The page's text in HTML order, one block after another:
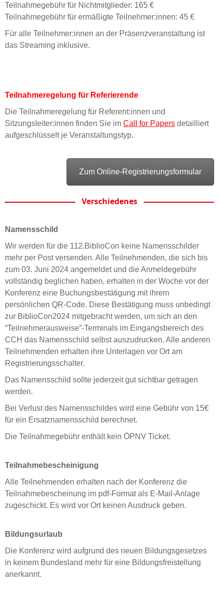
Teilnahmegebühr für Nichtmitglieder: 165 €
Teilnahmegebühr für ermäßigte Teilnehmer:innen: 45 €
Für alle Teilnehmer:innen an der Präsenzveranstaltung ist
das Streaming inklusive.
Teilnahmeregelung für Referierende
Die Teilnahmeregelung für Referent:innen und
Sitzungsleiter:innen finden Sie im Call for Papers detailliert
aufgeschlüsselt je Veranstaltungstyp.
Zum Online-Registrierungsformular
Verschiedenes
Namensschild
Wir werden für die 112.BiblioCon keine Namensschilder
mehr per Post versenden. Alle Teilnehmenden, die sich bis
zum 03. Juni 2024 angemeldet und die Anmeldegebühr
vollständig beglichen haben, erhalten in der Woche vor der
Konferenz eine Buchungsbestätigung mit ihrem
persönlichen QR-Code. Diese Bestätigung muss unbedingt
zur BiblioCon2024 mitgebracht werden, um sich an den
“Teilnehmerausweise”-Terminals im Eingangsbereich des
CCH das Namensschild selbst auszudrucken. Alle anderen
Teilnehmenden erhalten ihre Unterlagen vor Ort am
Registrierungsschalter.
Das Namensschild sollte jederzeit gut sichtbar getragen
werden.
Bei Verlust des Namensschildes wird eine Gebühr von 15€
für ein Ersatznamensschild berechnet.
Die Teilnahmegebühr enthält kein ÖPNV Ticket.
Teilnahmebescheinigung
Alle Teilnehmenden erhalten nach der Konferenz die
Teilnahmebescheinung im pdf-Format als E-Mail-Anlage
zugeschickt. Es wird vor Ort keinen Ausdruck geben.
Bildungsurlaub
Die Konferenz wird aufgrund des neuen Bildungsgesetzes
in keinem Bundesland mehr für eine Bildungsfreistellung
anerkannt.